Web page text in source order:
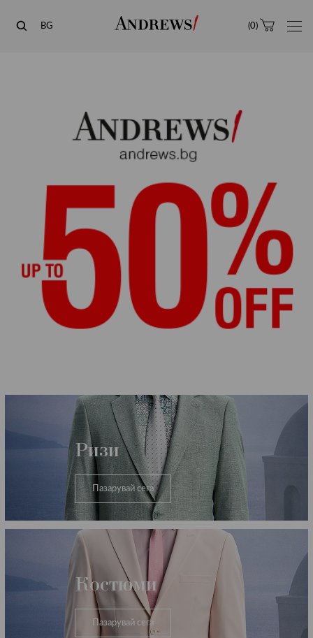
Andrews
BG (0)
Категории
Ризи
Пазарувай сега
Костюми
Пазарувай сега